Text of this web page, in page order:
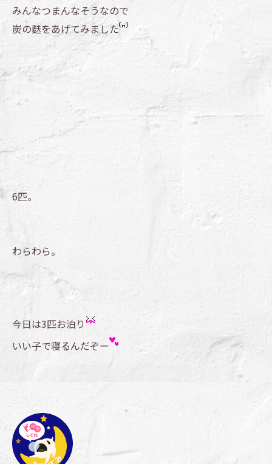
みんなつまんなそうなので
炭の麩をあげてみました
6匹。
わらわら。
今日は3匹お泊り
いい子で寝るんだぞー